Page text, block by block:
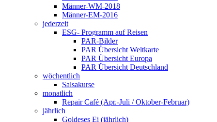
Männer-WM-2018
Männer-EM-2016
jederzeit
ESG- Programm auf Reisen
PAR-Bilder
PAR Übersicht Weltkarte
PAR Übersicht Europa
PAR Übersicht Deutschland
wöchentlich
Salsakurse
monatlich
Repair Café (Apr.-Juli / Oktober-Februar)
jährlich
Goldeses Ei (jährlich)